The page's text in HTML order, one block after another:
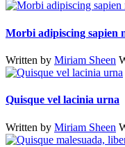
Morbi adipiscing sapien
Written by Miriam Sheen
Quisque vel lacinia urna
Written by Miriam Sheen